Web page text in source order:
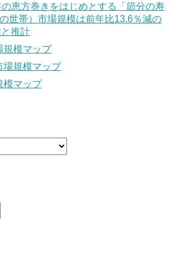
の恵方巻きをはじめとする「節分の寿
世帯）市場規模は前年比13.6％減の
推計
規模マップ
場規模マップ
模マップ